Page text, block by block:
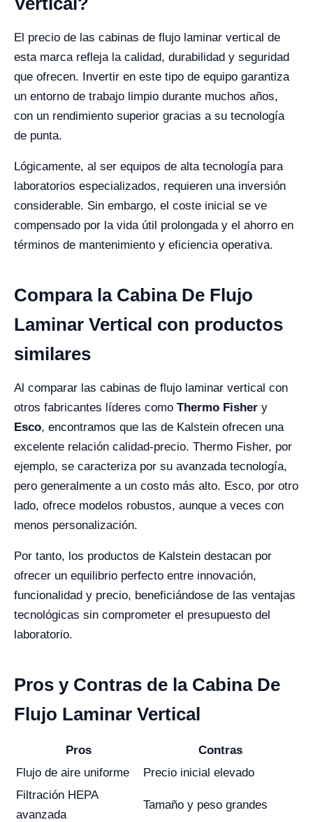
El precio de las cabinas de flujo laminar vertical de
esta marca refleja la calidad, durabilidad y seguridad
que ofrecen. Invertir en este tipo de equipo garantiza
un entorno de trabajo limpio durante muchos años,
con un rendimiento superior gracias a su tecnología
de punta.
Lógicamente, al ser equipos de alta tecnología para
laboratorios especializados, requieren una inversión
considerable. Sin embargo, el coste inicial se ve
compensado por la vida útil prolongada y el ahorro en
términos de mantenimiento y eficiencia operativa.
Compara la Cabina De Flujo
Laminar Vertical con productos
similares
Al comparar las cabinas de flujo laminar vertical con
otros fabricantes líderes como Thermo Fisher y
Esco, encontramos que las de Kalstein ofrecen una
excelente relación calidad-precio. Thermo Fisher, por
ejemplo, se caracteriza por su avanzada tecnología,
pero generalmente a un costo más alto. Esco, por otro
lado, ofrece modelos robustos, aunque a veces con
menos personalización.
Por tanto, los productos de Kalstein destacan por
ofrecer un equilibrio perfecto entre innovación,
funcionalidad y precio, beneficiándose de las ventajas
tecnológicas sin comprometer el presupuesto del
laboratorio.
Pros y Contras de la Cabina De
Flujo Laminar Vertical
Pros
Contras
Flujo de aire uniforme
Precio inicial elevado
Filtración HEPA
avanzada
Tamaño y peso grandes